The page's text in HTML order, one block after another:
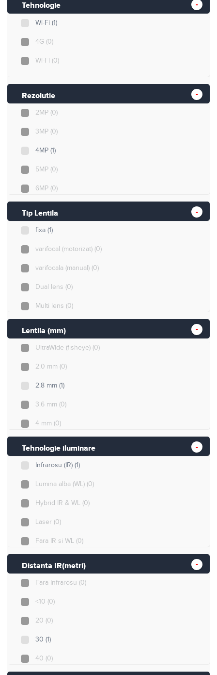
Tehnologie
Wi-Fi (1)
4G (0)
Wi-Fi (0)
Rezolutie
2MP (0)
3MP (0)
4MP (1)
5MP (0)
6MP (0)
12MP
16MP (0)
Tip Lentila
fixa (1)
varifocal (motorizat) (0)
varifocala (manual) (0)
Dual lens (0)
Multi lens (0)
Lentila (mm)
UltraWide (fisheye) (0)
2.0 mm (0)
2.8 mm (1)
3.6 mm (0)
4 mm (0)
Varifocala motorizata
zoom optic 4X(0)
zoom optic 5X (0)
zoom optic 10X
zoom optic 15X
zoom optic 22X(0)
zoom optic 25X(0)
Tehnologie iluminare
Infrarosu (IR) (1)
Lumina alba (WL) (0)
Hybrid IR & WL (0)
Laser (0)
Fara IR si WL (0)
Distanta IR(metri)
Fara Infrarosu (0)
<10 (0)
20 (0)
30 (1)
40 (0)